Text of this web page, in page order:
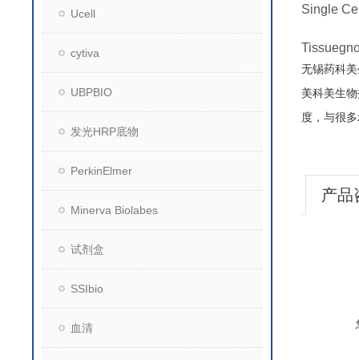
Ucell
cytiva
UBPBIO
发光HRP底物
PerkinElmer
Minerva Biolabes
试剂盒
SSIbio
血清
Single
无锡药科
美科美生
度，与很
产品